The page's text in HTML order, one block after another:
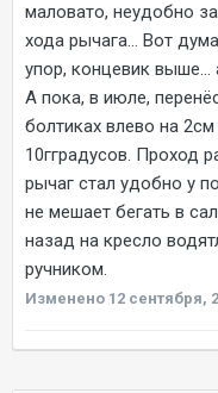
маловато, неудобно
хода рычага... Вот
упор, концевик выше...
А пока, в июле,
болтиках влево на
10гградусов. Проход
рычаг стал удобно у
не мешает бегать в
назад на кресло
ручником.
Изменено 12 сентября,